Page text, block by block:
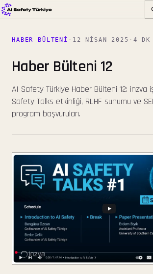
HABER BÜLTENI · 12 NISAN 2025 · 4 DK
Haber Bülteni 12
AI Safety Türkiye Haber Bülteni 12: inzva
Safety Talks etkinliği, RLHF sunumu ve
program başvuruları.